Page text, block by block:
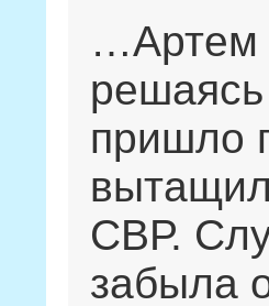
…Артем
решаясь
пришло
СВР.
забыла